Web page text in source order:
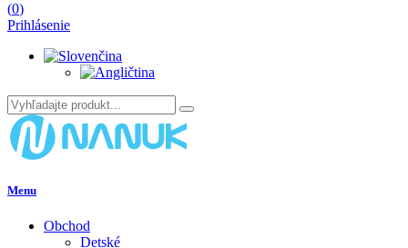
(0)
Prihlásenie
Menu
Obchod
Detské